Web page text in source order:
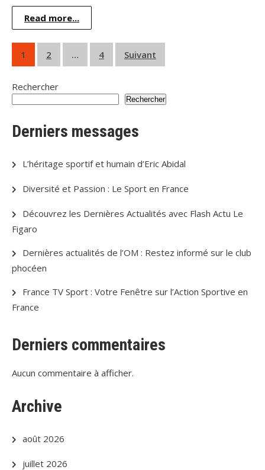
Read more...
Pagination
des
publications
1 2 … 4 Suivant
Rechercher
Rechercher
Derniers messages
L’héritage sportif et humain d’Eric Abidal
Diversité et Passion : Le Sport en France
Découvrez les Dernières Actualités avec Flash Actu Le
Figaro
Dernières actualités de l’OM : Restez informé sur le club
phocéen
France TV Sport : Votre Fenêtre sur l’Action Sportive en
France
Derniers commentaires
Aucun commentaire à afficher.
Archive
août 2026
juillet 2026